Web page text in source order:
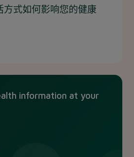
方式如何影响您的健康
information at your